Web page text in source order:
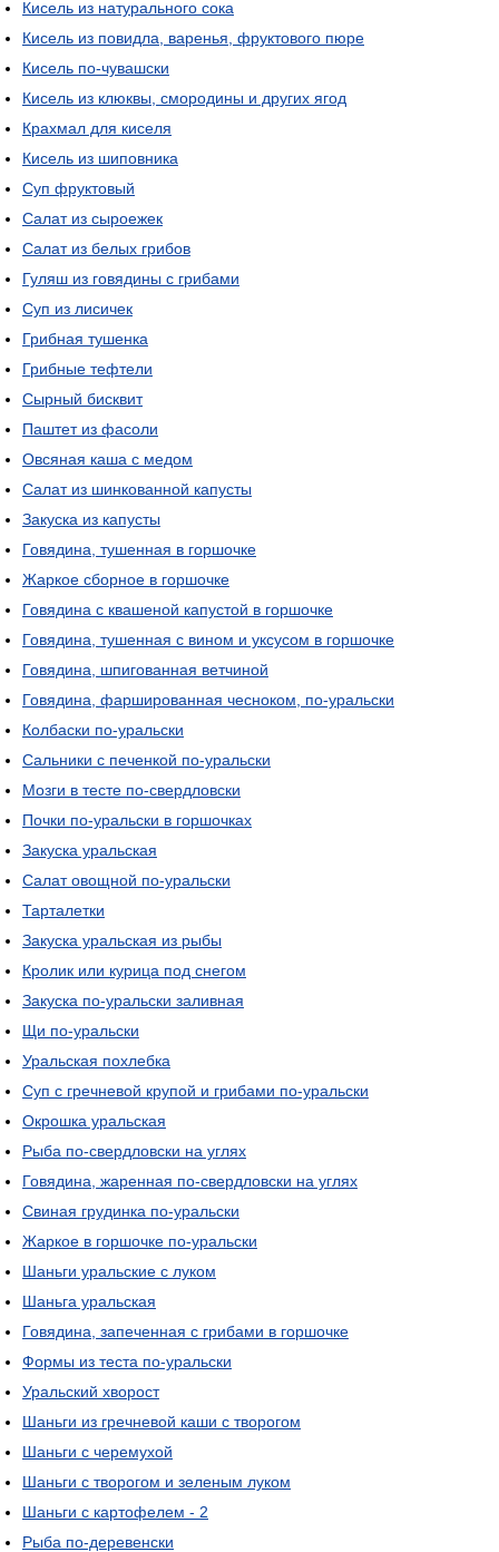
Кисель из натурального сока
Кисель из повидла, варенья, фруктового пюре
Кисель по-чувашски
Кисель из клюквы, смородины и других ягод
Крахмал для киселя
Кисель из шиповника
Суп фруктовый
Салат из сыроежек
Салат из белых грибов
Гуляш из говядины с грибами
Суп из лисичек
Грибная тушенка
Грибные тефтели
Сырный бисквит
Паштет из фасоли
Овсяная каша с медом
Салат из шинкованной капусты
Закуска из капусты
Говядина, тушенная в горшочке
Жаркое сборное в горшочке
Говядина с квашеной капустой в горшочке
Говядина, тушенная с вином и уксусом в горшочке
Говядина, шпигованная ветчиной
Говядина, фаршированная чесноком, по-уральски
Колбаски по-уральски
Сальники с печенкой по-уральски
Мозги в тесте по-свердловски
Почки по-уральски в горшочках
Закуска уральская
Салат овощной по-уральски
Тарталетки
Закуска уральская из рыбы
Кролик или курица под снегом
Закуска по-уральски заливная
Щи по-уральски
Уральская похлебка
Суп с гречневой крупой и грибами по-уральски
Окрошка уральская
Рыба по-свердловски на углях
Говядина, жаренная по-свердловски на углях
Свиная грудинка по-уральски
Жаркое в горшочке по-уральски
Шаньги уральские с луком
Шаньга уральская
Говядина, запеченная с грибами в горшочке
Формы из теста по-уральски
Уральский хворост
Шаньги из гречневой каши с творогом
Шаньги с черемухой
Шаньги с творогом и зеленым луком
Шаньги с картофелем - 2
Рыба по-деревенски